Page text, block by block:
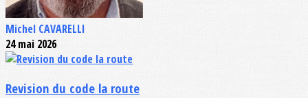
Michel CAVARELLI
24 mai 2026
Revision du code la route